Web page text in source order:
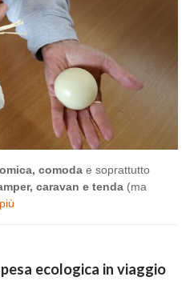
comoda e soprattutto
caravan e tenda (ma
ecologica in viaggio